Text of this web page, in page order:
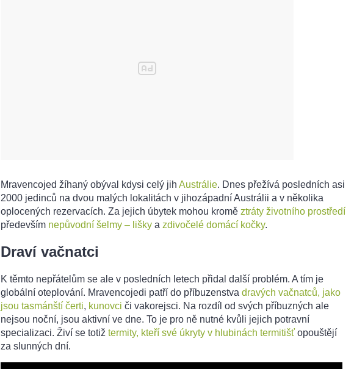
Mravencojed žíhaný obýval kdysi celý jih Austrálie. Dnes přežívá posledních asi
2000 jedinců na dvou malých lokalitách v jihozápadní Austrálii a v několika
oplocených rezervacích. Za jejich úbytek mohou kromě ztráty životního prostředí
především nepůvodní šelmy – lišky a zdivočelé domácí kočky.
Draví vačnatci
K těmto nepřátelům se ale v posledních letech přidal další problém. A tím je
globální oteplování. Mravencojedi patří do příbuzenstva dravých vačnatců, jako
jsou tasmánští čerti, kunovci či vakorejsci. Na rozdíl od svých příbuzných ale
nejsou noční, jsou aktivní ve dne. To je pro ně nutné kvůli jejich potravní
specializaci. Živí se totiž termity, kteří své úkryty v hlubinách termitišť opouštějí
za slunných dní.